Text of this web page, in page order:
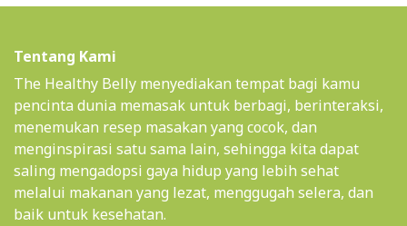
Tentang Kami
The Healthy Belly menyediakan tempat bagi kamu
pencinta dunia memasak untuk berbagi, berinteraksi,
menemukan resep masakan yang cocok, dan
menginspirasi satu sama lain, sehingga kita dapat
saling mengadopsi gaya hidup yang lebih sehat
melalui makanan yang lezat, menggugah selera, dan
baik untuk kesehatan.